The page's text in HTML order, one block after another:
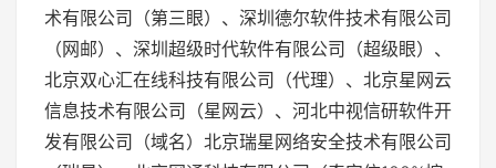
术有限公司（第三眼）、深圳德尔软件技术有限公司
（网邮）、深圳超级时代软件有限公司（超级眼）、
北京双心汇在线科技有限公司（代理）、北京星网云
信息技术有限公司（星网云）、河北中视信研软件开
发有限公司（域名）北京瑞星网络安全技术有限公司